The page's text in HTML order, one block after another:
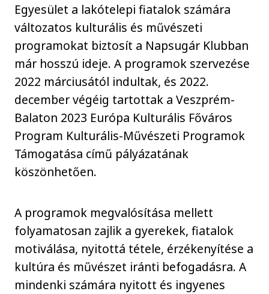
Egyesület a lakótelepi fiatalok számára
változatos kulturális és művészeti
programokat biztosít a Napsugár Klubban
már hosszú ideje. A programok szervezése
2022 márciusától indultak, és 2022.
december végéig tartottak a Veszprém-
Balaton 2023 Európa Kulturális Főváros
Program Kulturális-Művészeti Programok
Támogatása című pályázatának
köszönhetően.
A programok megvalósítása mellett
folyamatosan zajlik a gyerekek, fiatalok
motiválása, nyitottá tétele, érzékenyítése a
kultúra és művészet iránti befogadásra. A
mindenki számára nyitott és ingyenes